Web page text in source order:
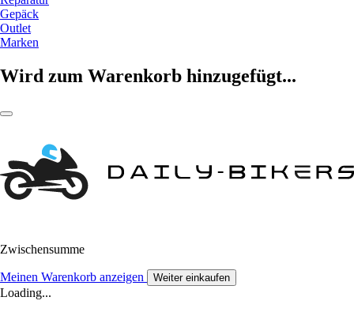
Gepäck
Outlet
Marken
Wird zum Warenkorb hinzugefügt...
Zwischensumme
Meinen Warenkorb anzeigen Weiter einkaufen
Loading...